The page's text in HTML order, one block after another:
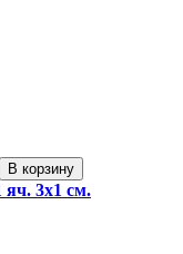
В корзину
3х1 см.